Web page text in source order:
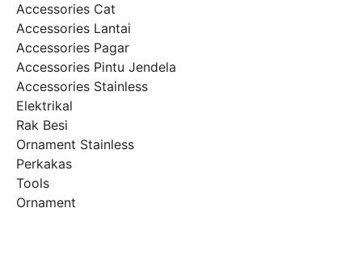
Accessories Cat
Accessories Lantai
Accessories Pagar
Accessories Pintu Jendela
Accessories Stainless
Elektrikal
Rak Besi
Ornament Stainless
Perkakas
Tools
Ornament